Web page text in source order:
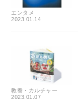
エンタメ
2023.01.14
教養・カルチャー
2023.01.07